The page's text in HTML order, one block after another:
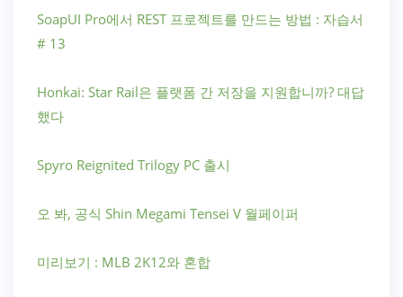
SoapUI Pro에서 REST 프로젝트를 만드는 방법 : 자습서
# 13
Honkai: Star Rail은 플랫폼 간 저장을 지원합니까? 대답
했다
Spyro Reignited Trilogy PC 출시
오 봐, 공식 Shin Megami Tensei V 월페이퍼
미리보기 : MLB 2K12와 혼합